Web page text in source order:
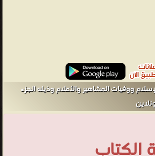
على مادة واسعة في التاريخ السياسي
مصادر كثيرة ضاع معظمها فلم تصل إلى أيدينا،
للدولة الإسلامية والتطورات التي حلت
الفكرية في العالم الإسلامي وتطورها على
المراكز الإسلامية ودورها في إشعاع الفكر
من خلال حركة العلماء وانتقالهم بين حواضر
المعروفة، واتساع الحركة وقت دون آخر؛ الأمر الذي
ووفيات المشاهير والأعلام وذيله الجزء